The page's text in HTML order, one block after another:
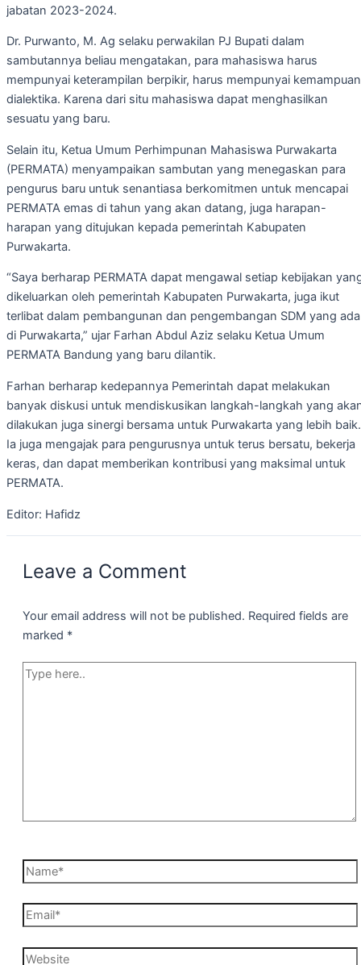
jabatan 2023-2024.
Dr. Purwanto, M. Ag selaku perwakilan PJ Bupati dalam
sambutannya beliau mengatakan, para mahasiswa harus
mempunyai keterampilan berpikir, harus mempunyai kemampuan
dialektika. Karena dari situ mahasiswa dapat menghasilkan
sesuatu yang baru.
Selain itu, Ketua Umum Perhimpunan Mahasiswa Purwakarta
(PERMATA) menyampaikan sambutan yang menegaskan para
pengurus baru untuk senantiasa berkomitmen untuk mencapai
PERMATA emas di tahun yang akan datang, juga harapan-
harapan yang ditujukan kepada pemerintah Kabupaten
Purwakarta.
“Saya berharap PERMATA dapat mengawal setiap kebijakan
dikeluarkan oleh pemerintah Kabupaten Purwakarta, juga ikut
terlibat dalam pembangunan dan pengembangan SDM yang ada
di Purwakarta,” ujar Farhan Abdul Aziz selaku Ketua Umum
PERMATA Bandung yang baru dilantik.
Farhan berharap kedepannya Pemerintah dapat melakukan
banyak diskusi untuk mendiskusikan langkah-langkah yang
dilakukan juga sinergi bersama untuk Purwakarta yang lebih baik.
Ia juga mengajak para pengurusnya untuk terus bersatu, bekerja
keras, dan dapat memberikan kontribusi yang maksimal untuk
PERMATA.
Editor: Hafidz
Leave a Comment
Your email address will not be published. Required fields are
marked *
Type
Name*
Email*
Website